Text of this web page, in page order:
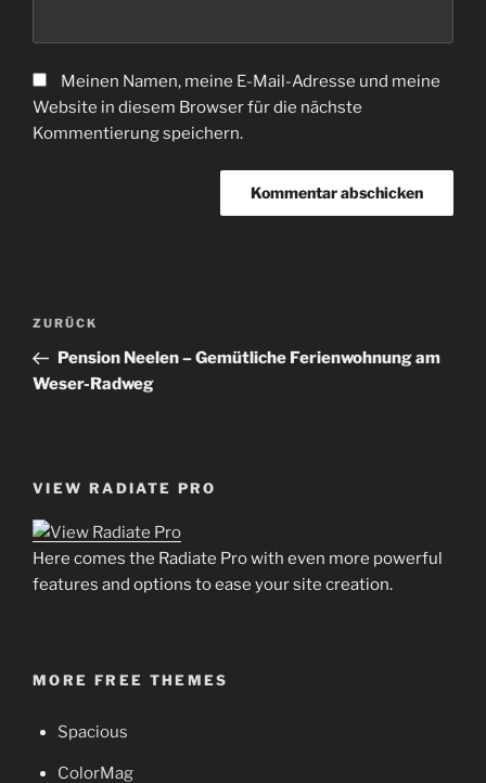
Meinen Namen, meine E-Mail-Adresse und meine
Website in diesem Browser für die nächste
Kommentierung speichern.
Beitrags-
Vorheriger
Beitrag
ZURÜCK
Pension Neelen – Gemütliche Ferienwohnung am
Weser-Radweg
VIEW RADIATE PRO
Here comes the Radiate Pro with even more powerful
features and options to ease your site creation.
MORE FREE THEMES
Spacious
ColorMag